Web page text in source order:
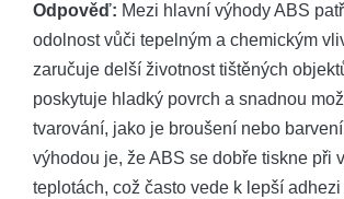
Odpověď: Mezi hlavní výhody ABS
odolnost vůči tepelným a chemickým
zaručuje delší životnost tištěných
poskytuje hladký povrch a snadnou
tvarování, jako je broušení nebo
výhodou je, že ABS se dobře tiskne při
teplotách, což často vede k lepší adhezi